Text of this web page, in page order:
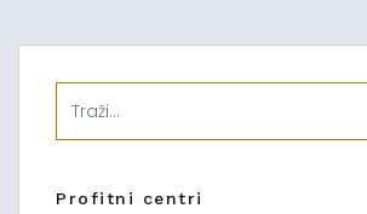
Profitni centri